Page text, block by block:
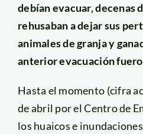
debían evacuar, decenas
rehusaban a dejar sus
animales de granja y
anterior evacuación
Hasta el momento (cifra
de abril por el Centro de
los huaicos e